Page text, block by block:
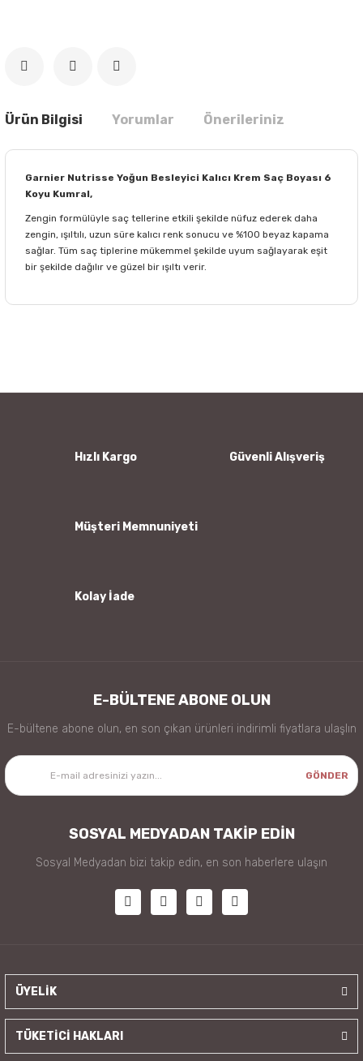
Ürün Bilgisi Yorumlar Önerileriniz
Garnier Nutrisse Yoğun Besleyici Kalıcı Krem Saç Boyası 6
Koyu Kumral,
Zengin formülüyle saç tellerine etkili şekilde nüfuz ederek daha
zengin, ışıltılı, uzun süre kalıcı renk sonucu ve %100 beyaz kapama
sağlar. Tüm saç tiplerine mükemmel şekilde uyum sağlayarak eşit
bir şekilde dağılır ve güzel bir ışıltı verir.
Ürün bilgilerinde hatalar bulunuyor.
Hızlı Kargo Güvenli Alışveriş
Müşteri Memnuniyeti
Kolay İade
E-BÜLTENE ABONE OLUN
E-bültene abone olun, en son çıkan ürünleri indirimli fiyatlara ulaşlın
GÖNDER
SOSYAL MEDYADAN TAKİP EDİN
Sosyal Medyadan bizi takip edin, en son haberlere ulaşın
ÜYELİK
TÜKETİCİ HAKLARI